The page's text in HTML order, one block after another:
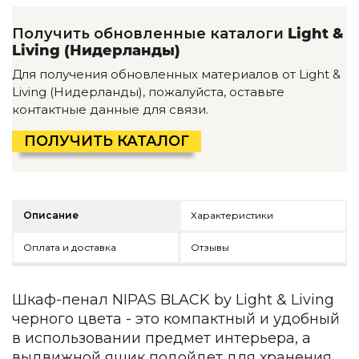
Уличная и садовая мебель
Фитнес и wellness-оборудование
Коллекции
ROOM — Modern
INTERRA — Soft Modern
DAYZ — Ethno
Все коллекции мебели
Декор
По типу
Предметы интерьера
Зеркала
Вентиляторы
Получить обновленные каталоги Light &
Living (Нидерланды)
Для получения обновленных материалов от Light &
Living (Нидерланды), пожалуйста, оставьте
контактные данные для связи.
ПОЛУЧИТЬ КАТАЛОГ
Описание Характеристики
Оплата и доставка Отзывы
Шкаф-пенал NIPAS BLACK by Light & Living
черного цвета - это компактный и удобный
в использовании предмет интерьера, а